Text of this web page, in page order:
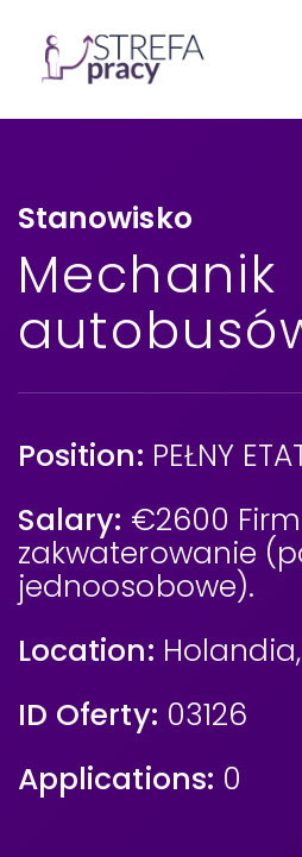
Stanowisko
Mechanik
Position: PEŁNY
Salary: €2600
zakwaterowanie
jednoosobowe).
Location: Holandia,
ID Oferty: 03126
Applications: 0